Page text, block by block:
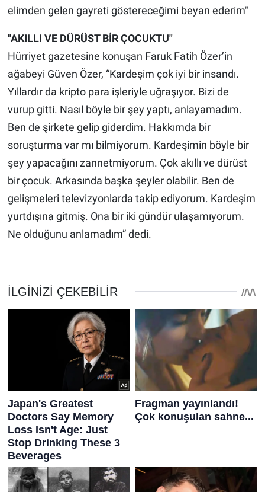
elimden gelen gayreti göstereceğimi beyan ederim"
"AKILLI VE DÜRÜST BİR ÇOCUKTU"
Hürriyet gazetesine konuşan Faruk Fatih Özer’in
ağabeyi Güven Özer, “Kardeşim çok iyi bir insandı.
Yıllardır da kripto para işleriyle uğraşıyor. Bizi de
vurup gitti. Nasıl böyle bir şey yaptı, anlayamadım.
Ben de şirkete gelip giderdim. Hakkımda bir
soruşturma var mı bilmiyorum. Kardeşimin böyle bir
şey yapacağını zannetmiyorum. Çok akıllı ve dürüst
bir çocuk. Arkasında başka şeyler olabilir. Ben de
gelişmeleri televizyonlarda takip ediyorum. Kardeşim
yurtdışına gitmiş. Ona bir iki gündür ulaşamıyorum.
Ne olduğunu anlamadım” dedi.